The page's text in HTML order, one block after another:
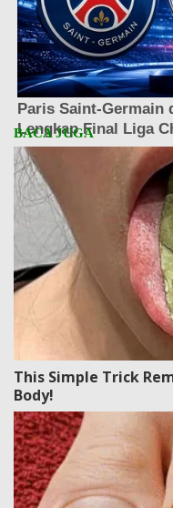
This Simple Trick
Body!